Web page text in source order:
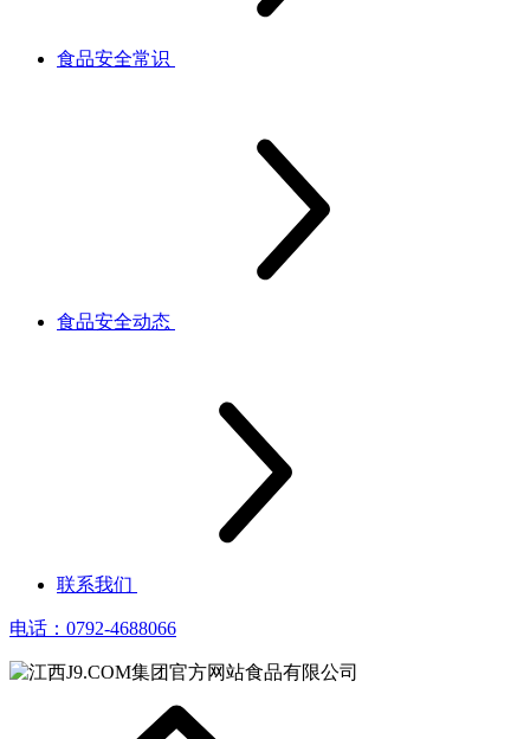
食品安全常识
食品安全动态
联系我们
电话：0792-4688066